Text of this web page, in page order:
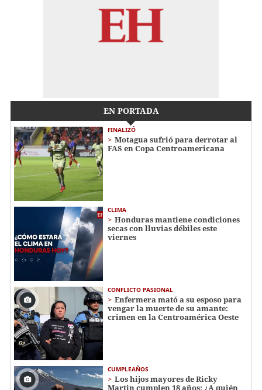
EN PORTADA
FINALIZÓ
Motagua sufrió para derrotar al
FAS en Copa Centroamericana
CLIMA
Honduras mantiene condiciones
secas con lluvias débiles este
viernes
CONFLICTO PASIONAL
Enfermera mató a su esposo para
vengar la muerte de su amante:
crimen en la Centroamérica Oeste
CUMPLEAÑOS
Los hijos mayores de Ricky
Martin cumplen 18 años: ¿A quién